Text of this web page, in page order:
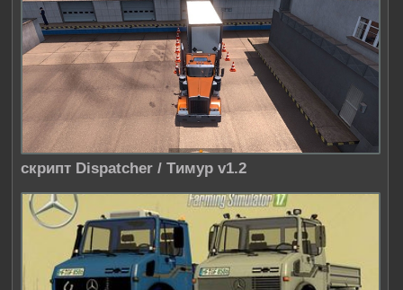
скрипт Dispatcher / Tимур v1.2